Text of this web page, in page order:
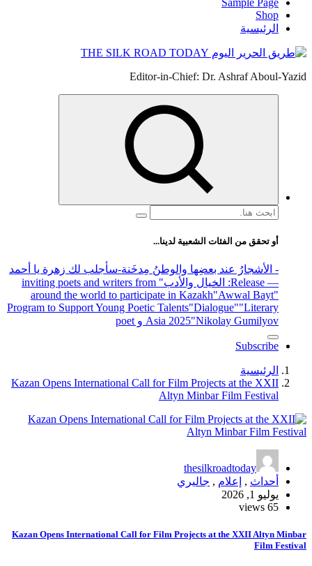
Sample Page
Shop
الرئيسية
Editor-in-Chief: Dr. Ashraf Aboul-Yazid
البحث
أو تحقق من الفئات الشعبية لدينا...
- الأشجارُ عند بعضِها والوطنُ مِدخَنة-سأجلب لك زهرة يا أحمد
— Release
: الخيال والأدب
" inviting poets and writers from
around the world to participate in Kazakh"Awwal Bayt"
Program to Support Young Poetic Talents"Dialogue""Literary
Asia 2025"Nikolay Gumilyov و poet
Subscribe
الرئيسية
Kazan Opens International Call for Film Projects at the XXII
Altyn Minbar Film Festival
thesilkroadtoday
أحداث , إعلام , جاليري
يوليو 1, 2026
65 views
Kazan Opens International Call for Film Projects at the XXII Altyn Minbar
Film Festival